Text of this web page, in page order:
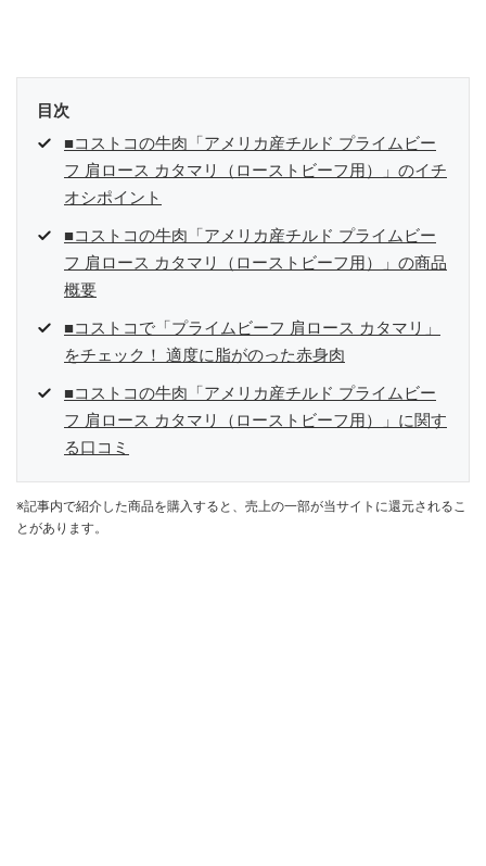
目次
■コストコの牛肉「アメリカ産チルド プライムビー
フ 肩ロース カタマリ（ローストビーフ用）」のイチ
オシポイント
■コストコの牛肉「アメリカ産チルド プライムビー
フ 肩ロース カタマリ（ローストビーフ用）」の商品
概要
■コストコで「プライムビーフ 肩ロース カタマリ」
をチェック！ 適度に脂がのった赤身肉
■コストコの牛肉「アメリカ産チルド プライムビー
フ 肩ロース カタマリ（ローストビーフ用）」に関す
る口コミ
※記事内で紹介した商品を購入すると、売上の一部が当サイトに還元されるこ
とがあります。